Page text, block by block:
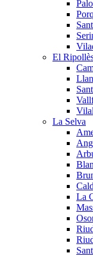
El
La Selva
La